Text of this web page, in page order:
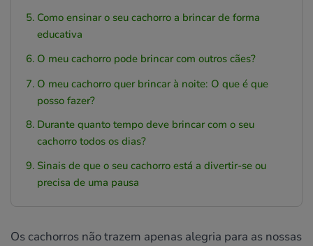
Como ensinar o seu cachorro a brincar de forma
educativa
O meu cachorro pode brincar com outros cães?
O meu cachorro quer brincar à noite: O que é que
posso fazer?
Durante quanto tempo deve brincar com o seu
cachorro todos os dias?
Sinais de que o seu cachorro está a divertir-se ou
precisa de uma pausa
Os cachorros não trazem apenas alegria para as nossas